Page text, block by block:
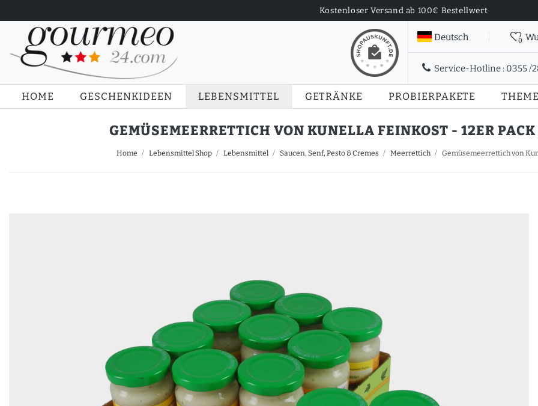
Kostenloser Versand ab 100€ Bestellwert
Deutsch 0
Service-Hotline : 0355 /
HOME GESCHENKIDEEN LEBENSMITTEL GETRÄNKE PROBIERPAKETE
GEMÜSEMEERRETTICH VON KUNELLA FEINKOST - 12ER
Home Lebensmittel Shop Lebensmittel Saucen, Senf, Pesto & Cremes Meerrettich Gemüsemeerrettich von